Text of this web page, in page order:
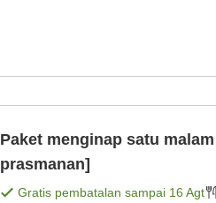
Paket menginap satu
prasmanan]
Gratis pembatalan sampai 16 Agt